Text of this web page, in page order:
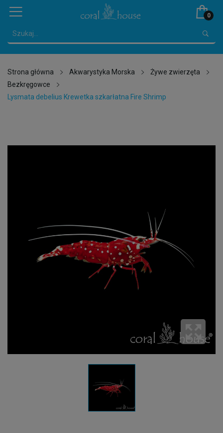
0
Strona główna Akwarystyka Morska
Żywe zwierzęta
Bezkręgowce
Lysmata debelius Krewetka szkarłatna Fire Shrimp